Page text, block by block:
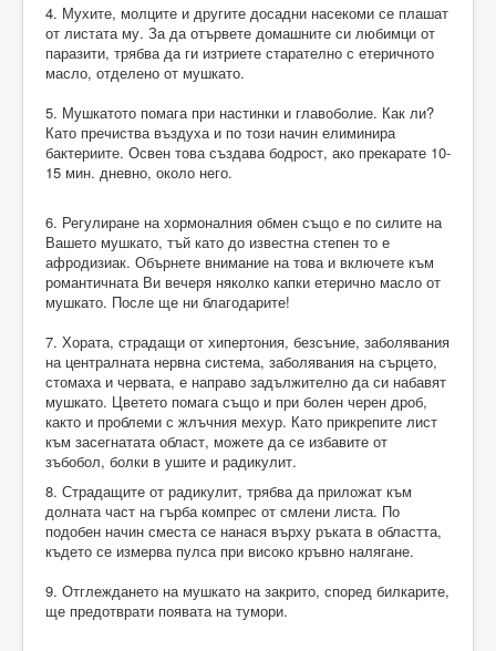
4. Мухите, молците и другите досадни насекоми се плашат
от листата му. За да отървете домашните си любимци от
паразити, трябва да ги изтриете старателно с етеричното
масло, отделено от мушкато.
5. Мушкатото помага при настинки и главоболие. Как ли?
Като пречиства въздуха и по този начин елиминира
бактериите. Освен това създава бодрост, ако прекарате 10-
15 мин. дневно, около него.
6. Регулиране на хормоналния обмен също е по силите на
Вашето мушкато, тъй като до известна степен то е
афродизиак. Обърнете внимание на това и включете към
романтичната Ви вечеря няколко капки етерично масло от
мушкато. После ще ни благодарите!
7. Хората, страдащи от хипертония, безсъние, заболявания
на централната нервна система, заболявания на сърцето,
стомаха и червата, е направо задължително да си набавят
мушкато. Цветето помага също и при болен черен дроб,
както и проблеми с жлъчния мехур. Като прикрепите лист
към засегнатата област, можете да се избавите от
зъбобол, болки в ушите и радикулит.
8. Страдащите от радикулит, трябва да приложат към
долната част на гърба компрес от смлени листа. По
подобен начин сместа се нанася върху ръката в областта,
където се измерва пулса при високо кръвно налягане.
9. Отглеждането на мушкато на закрито, според билкарите,
ще предотврати появата на тумори.